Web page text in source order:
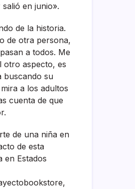
en junio».
de la historia.
de otra persona,
a todos. Me
otro aspecto, es
buscando su
a los adultos
cuenta de que
de una niña en
de esta
en Estados